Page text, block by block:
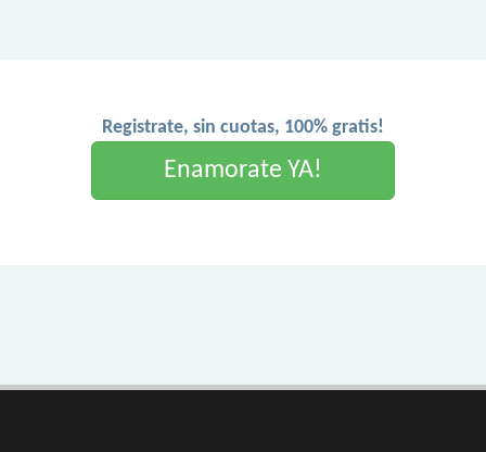
Registrate, sin cuotas, 100% gratis!
Enamorate YA!